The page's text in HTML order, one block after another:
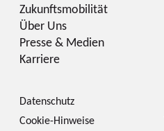
Zukunftsmobilität
Über Uns
Presse & Medien
Karriere
Datenschutz
Cookie-Hinweise